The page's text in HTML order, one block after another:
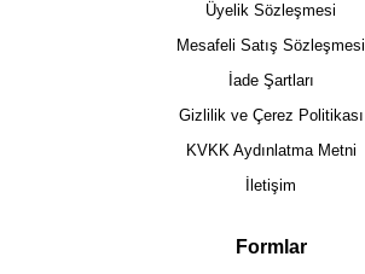
Üyelik Sözleşmesi
Mesafeli Satış Sözleşmesi
İade Şartları
Gizlilik ve Çerez Politikası
KVKK Aydınlatma Metni
İletişim
Formlar